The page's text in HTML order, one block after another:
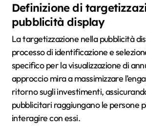
Definizione di
pubblicità display
La targetizzazione nella pubblicità
processo di identificazione e
specifico per la visualizzazione di
approccio mira a massimizzare
ritorno sugli investimenti,
pubblicitari raggiungano le persone
interagire con essi.